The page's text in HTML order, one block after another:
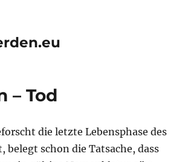
– Tod
die letzte Lebensphase des
belegt schon die Tatsache, dass